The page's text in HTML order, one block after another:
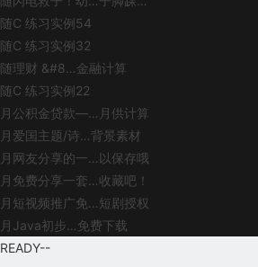
随C 练习实例54
随C 练习实例32
随理财 &#8…金融计算
随C 练习实例22
月 公积金贷款—…月供计算
月 爱国主题/诗…背景素材
月 网友分享的一…以保存哦
月 免费分享一套…收藏吧！
月 短视频推广免…短剧授权
月 Java初步…免费下载
READY--